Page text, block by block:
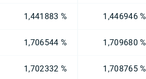
1,441883 % 1,446946 %
1,706544 % 1,709680 %
1,702332 % 1,708765 %